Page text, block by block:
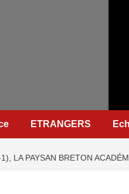
ETRANGERS
LA PAYSAN BRETON